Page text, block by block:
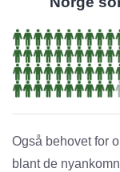
Også behovet for
blant de